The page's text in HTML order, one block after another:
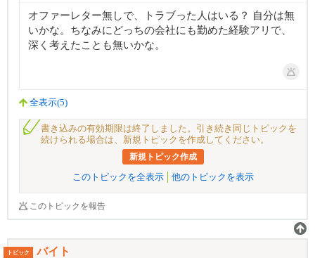
オファーレター無しで、トラブった人はいる？ 自分は無
いかな。ちなみにどっちの会社にも勤めた経験アリで、
深く考えたことも無いかな。
全表示(5)
書き込みの有効期限は終了しました。引き続き同じトピックを
続けられる場合は、新規トピックを作成してください。
新規トピック作成
このトピックを全表示 他のトピックを表示
このトピックを報告
トピック バイト